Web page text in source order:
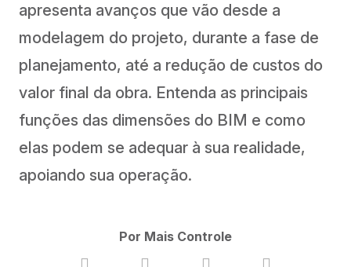
apresenta avanços que vão desde a
modelagem do projeto, durante a fase de
planejamento, até a redução de custos do
valor final da obra. Entenda as principais
funções das dimensões do BIM e como
elas podem se adequar à sua realidade,
apoiando sua operação.
Por Mais Controle